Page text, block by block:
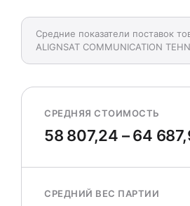
Средние показатели поставок
ALIGNSAT COMMUNICATION
СРЕДНЯЯ СТОИМОСТЬ
58 807,24 – 64
СРЕДНИЙ ВЕС ПАРТИИ